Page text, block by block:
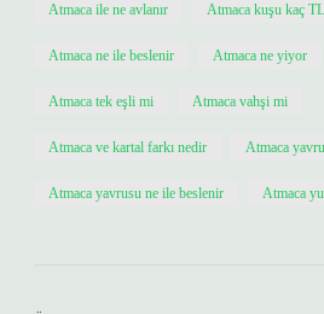
Atmaca ile ne avlanır Atmaca kuşu kaç TL
Atmaca ne ile beslenir Atmaca ne yiyor
Atmaca tek eşli mi Atmaca vahşi mi
Atmaca ve kartal farkı nedir Atmaca
Atmaca yavrusu ne ile beslenir Atmaca